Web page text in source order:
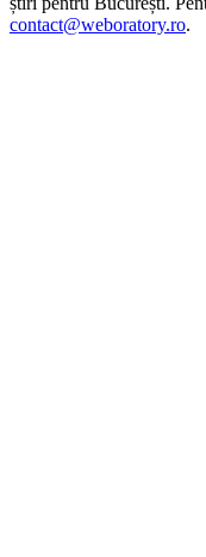
contact@weboratory.ro.